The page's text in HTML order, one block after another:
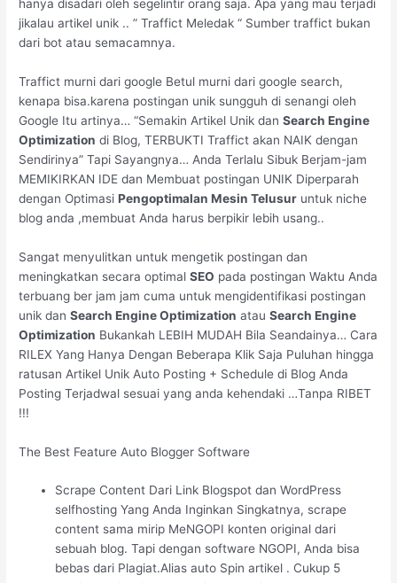
hanya disadari oleh segelintir orang saja. Apa yang mau terjadi
jikalau artikel unik .. ” Traffict Meledak “ Sumber traffict bukan
dari bot atau semacamnya.
Traffict murni dari google Betul murni dari google search,
kenapa bisa.karena postingan unik sungguh di senangi oleh
Google Itu artinya… “Semakin Artikel Unik danSearch Engine
Optimization di Blog, TERBUKTI Traffict akan NAIK dengan
Sendirinya” Tapi Sayangnya… Anda Terlalu Sibuk Berjam-jam
MEMIKIRKAN IDE dan Membuat postingan UNIK Diperparah
dengan OptimasiPengoptimalan Mesin Telusur untuk niche
blog anda ,membuat Anda harus berpikir lebih usang..
Sangat menyulitkan untuk mengetik postingan dan
meningkatkan secara optimalSEO pada postingan Waktu Anda
terbuang ber jam jam cuma untuk mengidentifikasi postingan
unik danSearch Engine Optimization atauSearch Engine
Optimization Bukankah LEBIH MUDAH Bila Seandainya… Cara
RILEX Yang Hanya Dengan Beberapa Klik Saja Puluhan hingga
ratusan Artikel Unik Auto Posting + Schedule di Blog Anda
Posting Terjadwal sesuai yang anda kehendaki …Tanpa RIBET
!!!
The Best Feature Auto Blogger Software
Scrape Content Dari Link Blogspot dan WordPress
selfhosting Yang Anda Inginkan Singkatnya, scrape
content sama mirip MeNGOPI konten original dari
sebuah blog. Tapi dengan software NGOPI, Anda bisa
bebas dari Plagiat.Alias auto Spin artikel . Cukup 5